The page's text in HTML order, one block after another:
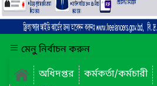
মেনু নির্বাচন করুন
অধিদপ্তর
কর্মকর্তা/কর্মচারী